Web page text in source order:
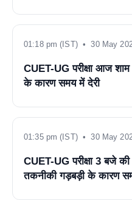
01:18 pm (IST) • 30 May
CUET-UG परीक्षा आज
के कारण समय में देरी
01:35 pm (IST) • 30 May
CUET-UG परीक्षा 3 बजे
तकनीकी गड़बड़ी के कारण